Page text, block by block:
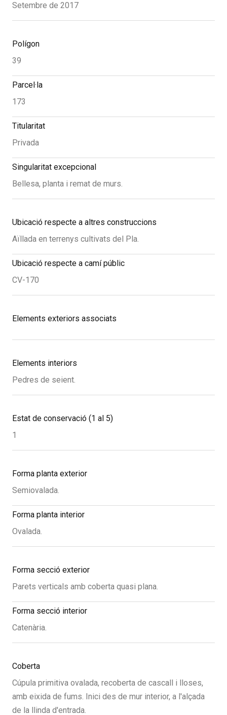
Setembre de 2017
Polígon
39
Parcel·la
173
Titularitat
Privada
Singularitat excepcional
Bellesa, planta i remat de murs.
Ubicació respecte a altres construccions
Aïllada en terrenys cultivats del Pla.
Ubicació respecte a camí públic
CV-170
Elements exteriors associats
Elements interiors
Pedres de seient.
Estat de conservació (1 al 5)
1
Forma planta exterior
Semiovalada.
Forma planta interior
Ovalada.
Forma secció exterior
Parets verticals amb coberta quasi plana.
Forma secció interior
Catenària.
Coberta
Cúpula primitiva ovalada, recoberta de cascall i lloses,
amb eixida de fums. Inici des de mur interior, a l'alçada
de la llinda d'entrada.